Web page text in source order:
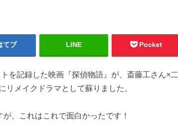
てブ LINE Pocket
を記録した映画『探偵物語』が、斎藤工さん×二
メイクドラマとして蘇りました。
、これはこれで面白かったです！